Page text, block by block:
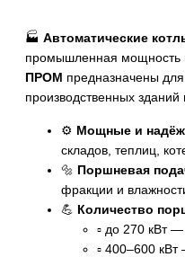
🏭 Автоматические
промышленная мощность
ПРОМ предназначены
производственных
⚙️ Мощные и
складов, теплиц,
🔩 Поршневая
фракции и
💪 Количество
▫️ до 270 кВт —
▫️ 400–600